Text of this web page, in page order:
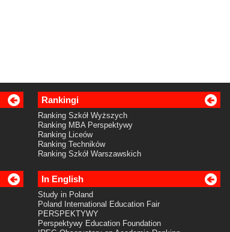
Rankingi
Ranking Szkół Wyższych
Ranking MBA Perspektywy
Ranking Liceów
Ranking Techników
Ranking Szkół Warszawskich
In English
Study in Poland
Poland International Education Fair
PERSPEKTYWY
Perspektywy Education Foundation